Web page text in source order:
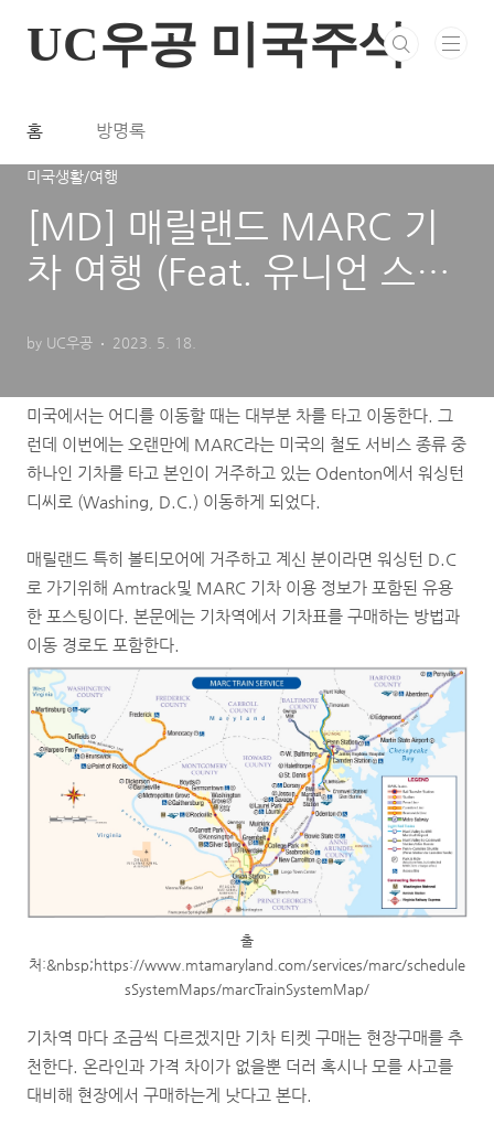
UC우공 미국주식
홈 방명록
미국생활/여행
[MD] 매릴랜드 MARC 기
차 여행 (Feat. 유니언 스테
by UC우공 2023. 5. 18.
미국에서는 어디를 이동할 때는 대부분 차를 타고 이동한다. 그
런데 이번에는 오랜만에 MARC라는 미국의 철도 서비스 종류 중
하나인 기차를 타고 본인이 거주하고 있는 Odenton에서 워싱턴
디씨로 (Washing, D.C.) 이동하게 되었다.
매릴랜드 특히 볼티모어에 거주하고 계신 분이라면 워싱턴 D.C
로 가기위해 Amtrack및 MARC 기차 이용 정보가 포함된 유용
한 포스팅이다. 본문에는 기차역에서 기차표를 구매하는 방법과
이동 경로도 포함한다.
출
처:&nbsp;https://www.mtamaryland.com/services/marc/schedule
sSystemMaps/marcTrainSystemMap/
기차역 마다 조금씩 다르겠지만 기차 티켓 구매는 현장구매를 추
천한다. 온라인과 가격 차이가 없을뿐 더러 혹시나 모를 사고를
대비해 현장에서 구매하는게 낫다고 본다.